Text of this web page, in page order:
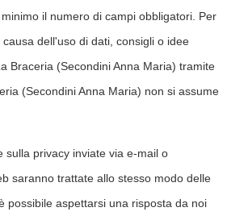
il numero di campi obbligatori. Per
dell'uso di dati, consigli o idee
Braceria (Secondini Anna Maria) tramite
(Secondini Anna Maria) non si assume
sulla privacy inviate via e-mail o
saranno trattate allo stesso modo delle
possibile aspettarsi una risposta da noi